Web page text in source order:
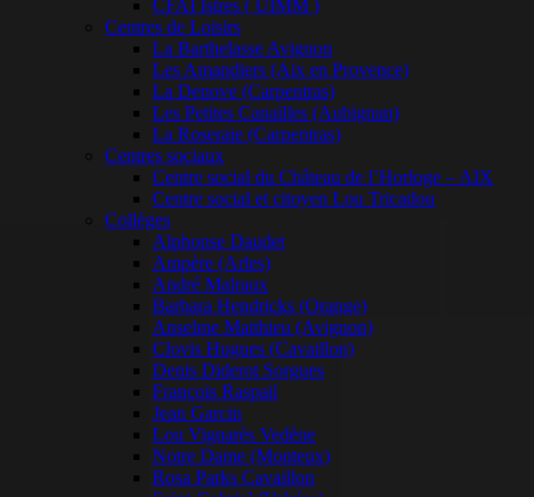
CFAI Istres ( UIMM )
Centres de Loisirs
La Barthelasse Avignon
Les Amandiers (Aix en Provence)
La Denove (Carpentras)
Les Petites Canailles (Aubignan)
La Roseraie (Carpentras)
Centres sociaux
Centre social du Château de l’Horloge – AIX
Centre social et citoyen Lou Tricadou
Collèges
Alphonse Daudet
Ampère (Arles)
André Malraux
Barbara Hendricks (Orange)
Anselme Matthieu (Avignon)
Clovis Hugues (Cavaillon)
Denis Diderot Sorgues
François Raspail
Jean Garcin
Lou Vignarès Vedène
Notre Dame (Monteux)
Rosa Parks Cavaillon